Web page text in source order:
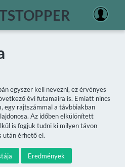
egyszer kell nevezni, ez érvényes
évi futamaira is. Emiatt nincs
egy rajtszámmal a távbbiakban
Az időben elkülönített
is fogjuk tudni ki milyen távon
után érhető el.
Eredmények